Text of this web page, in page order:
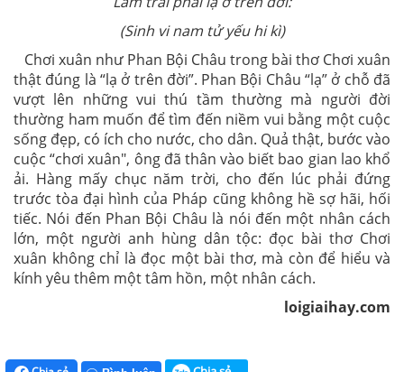
(Sinh vi nam tử yếu hi kì)
Chơi xuân như Phan Bội Châu trong bài thơ Chơi xuân
thật đúng là “lạ ở trên đời”. Phan Bội Châu “lạ” ở chỗ đã
vượt lên những vui thú tầm thường mà người đời
thường ham muốn để tìm đến niềm vui bằng một cuộc
sống đẹp, có ích cho nước, cho dân. Quả thật, bước vào
cuộc “chơi xuân", ông đã thân vào biết bao gian lao khổ
ải. Hàng mấy chục năm trời, cho đến lúc phải đứng
trước tòa đại hình của Pháp cũng không hề sợ hãi, hối
tiếc. Nói đến Phan Bội Châu là nói đến một nhân cách
lớn, một người anh hùng dân tộc: đọc bài thơ Chơi
xuân không chỉ là đọc một bài thơ, mà còn để hiểu và
kính yêu thêm một tâm hồn, một nhân cách.
loigiaihay.com